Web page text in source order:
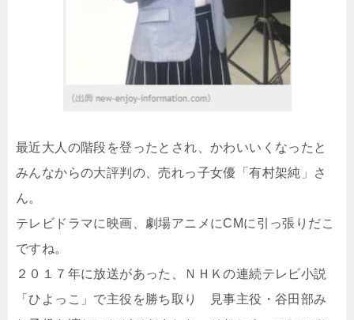
最近大人の階段を登ったとされ、かわいいくなったと
みんなからの大評判の、売れっ子女優「有村架純」さ
ん。
テレビドラマに映画、劇場アニメにCMに引っ張りだこ
ですね。
２０１７年に放送があった、ＮＨＫの連続テレビ小説
「ひよっこ」で主役を勝ち取り 見事主役・谷田部み